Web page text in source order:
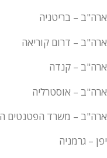
ארה"ב – בריטניה
ארה"ב – דרום קוריאה
ארה"ב – קנדה
ארה"ב – אוסטרליה
ארה"ב – משרד הפטנטים
יפן – גרמניה